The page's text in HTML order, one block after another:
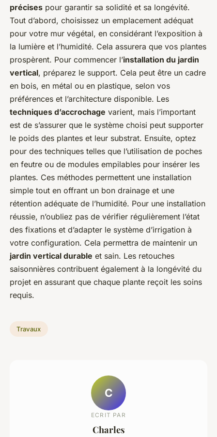
précises pour garantir sa solidité et sa longévité.
Tout d’abord, choisissez un emplacement adéquat
pour votre mur végétal, en considérant l’exposition à
la lumière et l’humidité. Cela assurera que vos plantes
prospèrent. Pour commencer l’installation du jardin
vertical, préparez le support. Cela peut être un cadre
en bois, en métal ou en plastique, selon vos
préférences et l’architecture disponible. Les
techniques d’accrochage varient, mais l’important
est de s’assurer que le système choisi peut supporter
le poids des plantes et leur substrat. Ensuite, optez
pour des techniques telles que l’utilisation de poches
en feutre ou de modules empilables pour insérer les
plantes. Ces méthodes permettent une installation
simple tout en offrant un bon drainage et une
rétention adéquate de l’humidité. Pour une installation
réussie, n’oubliez pas de vérifier régulièrement l’état
des fixations et d’adapter le système d’irrigation à
votre configuration. Cela permettra de maintenir un
jardin vertical durable et sain. Les retouches
saisonnières contribuent également à la longévité du
projet en assurant que chaque plante reçoit les soins
requis.
Travaux
C
ECRIT PAR
Charles